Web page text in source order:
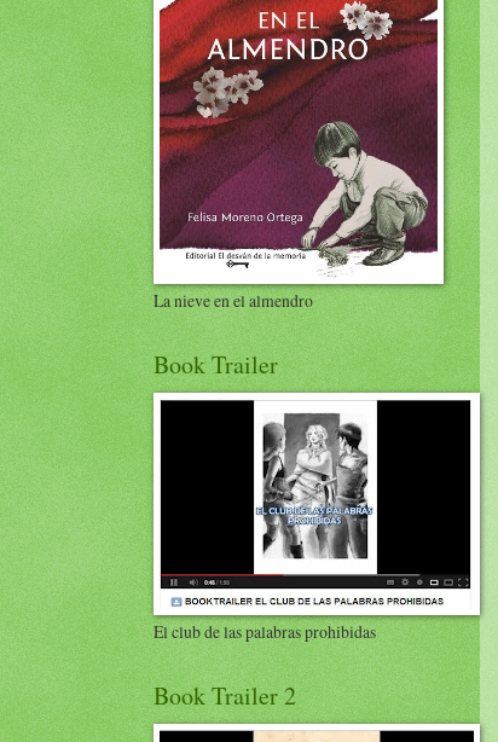
La nieve en el almendro
Book Trailer
El club de las palabras prohibidas
Book Trailer 2